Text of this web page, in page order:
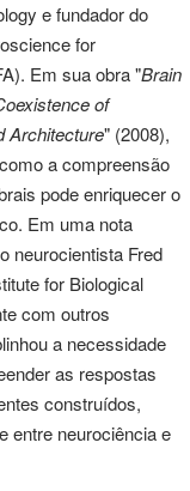
e fundador do
for
Em sua obra "Brain
of
Architecture" (2008),
a compreensão
pode enriquecer o
Em uma nota
neurocientista Fred
for Biological
com outros
a necessidade
as respostas
construídos,
entre neurociência e